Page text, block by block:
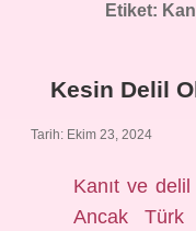
Etiket:
Kesin Delil
Tarih: Ekim 23, 2024
Kanıt ve
Ancak Türk